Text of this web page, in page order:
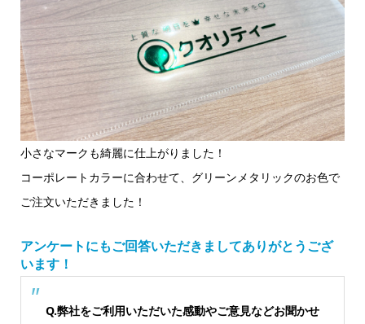
小さなマークも綺麗に仕上がりました！
コーポレートカラーに合わせて、グリーンメタリックのお色で
ご注文いただきました！
アンケートにもご回答いただきましてありがとうござ
います！
Q.弊社をご利用いただいた感動やご意見などお聞かせ